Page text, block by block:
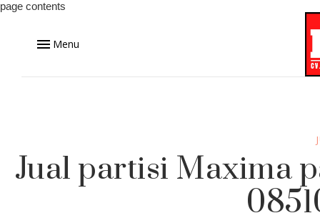
page contents
Menu
Jual partisi Maxima